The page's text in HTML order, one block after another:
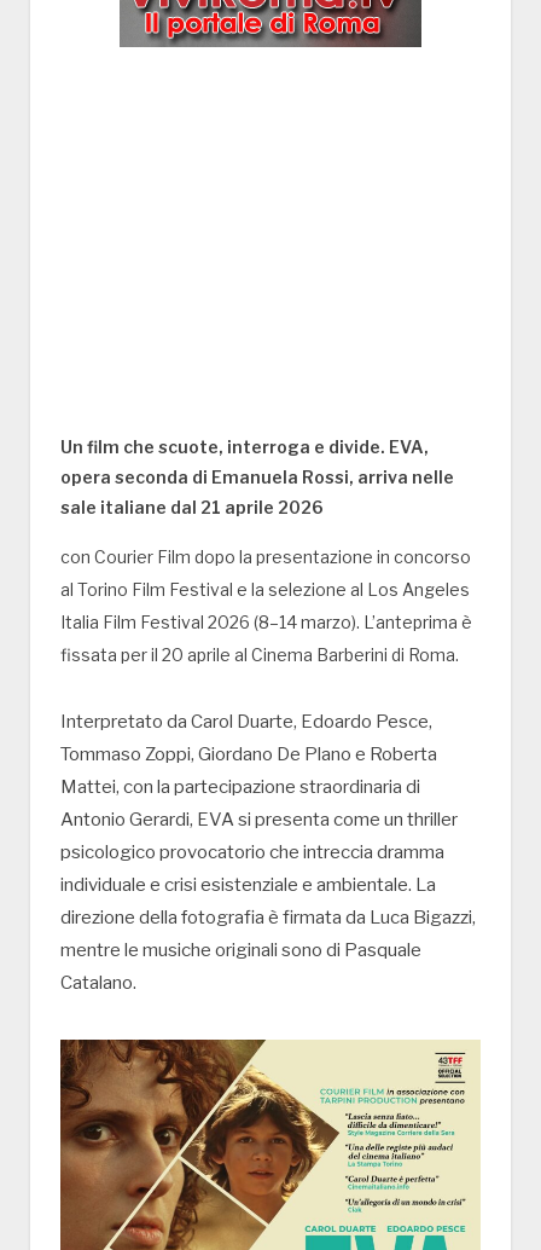
Un film che scuote, interroga e divide. EVA,
opera seconda di Emanuela Rossi, arriva nelle
sale italiane dal 21 aprile 2026
con Courier Film dopo la presentazione in concorso
al Torino Film Festival e la selezione al Los Angeles
Italia Film Festival 2026 (8–14 marzo). L’anteprima è
fissata per il 20 aprile al Cinema Barberini di Roma.
Interpretato da Carol Duarte, Edoardo Pesce,
Tommaso Zoppi, Giordano De Plano e Roberta
Mattei, con la partecipazione straordinaria di
Antonio Gerardi, EVA si presenta come un thriller
psicologico provocatorio che intreccia dramma
individuale e crisi esistenziale e ambientale. La
direzione della fotografia è firmata da Luca Bigazzi,
mentre le musiche originali sono di Pasquale
Catalano.